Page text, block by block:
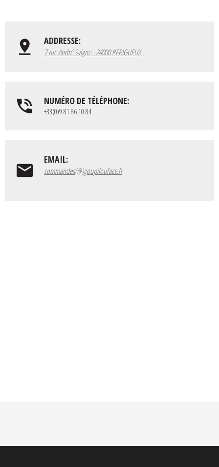
ADDRESSE:
7 rue André Saigne - 24000 PERIGUEUX
NUMÉRO DE TÉLÉPHONE:
+33(0)9 81 86 10 84
EMAIL:
commandes(@)goupilouface.fr